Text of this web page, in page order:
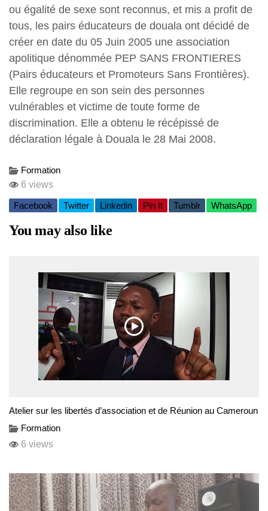
ou égalité de sexe sont reconnus, et mis a profit de
tous, les pairs éducateurs de douala ont décidé de
créer en date du 05 Juin 2005 une association
apolitique dénommée PEP SANS FRONTIERES
(Pairs éducateurs et Promoteurs Sans Frontières).
Elle regroupe en son sein des personnes
vulnérables et victime de toute forme de
discrimination. Elle a obtenu le récépissé de
déclaration légale à Douala le 28 Mai 2008.
Formation
6 views
Facebook Twitter Linkedin Pin It Tumblr WhatsApp
You may also like
Atelier sur les libertés d’association et de Réunion au Cameroun
Formation
6 views